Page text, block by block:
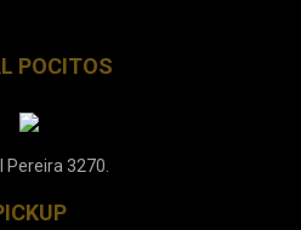
POCITOS
Pereira 3270.